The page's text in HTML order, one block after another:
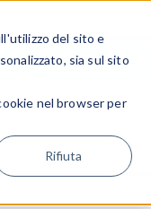
del sito e
sia sul sito
nel browser per
Rifiuta
CENTRO DI
DEI VIDEO